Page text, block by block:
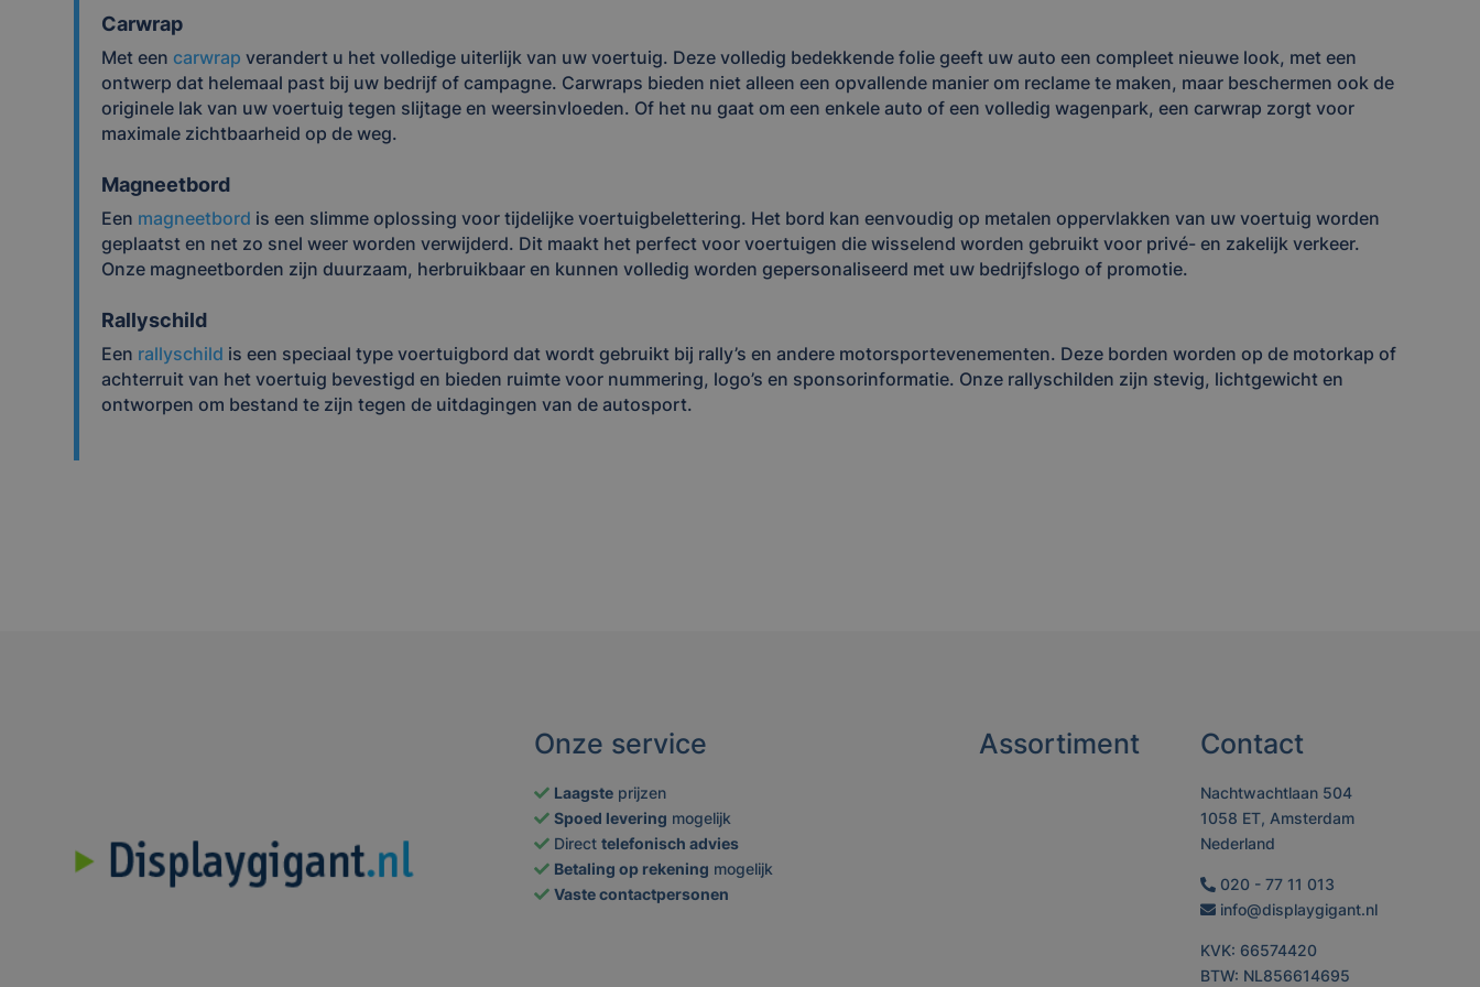
Carwrap
Met een carwrap verandert u het volledige uiterlijk van uw voertuig. Deze volledig bedekkende folie geeft uw auto een compleet nieuwe look, met een
ontwerp dat helemaal past bij uw bedrijf of campagne. Carwraps bieden niet alleen een opvallende manier om reclame te maken, maar beschermen ook de
originele lak van uw voertuig tegen slijtage en weersinvloeden. Of het nu gaat om een enkele auto of een volledig wagenpark, een carwrap zorgt voor
maximale zichtbaarheid op de weg.
Magneetbord
Een magneetbord is een slimme oplossing voor tijdelijke voertuigbelettering. Het bord kan eenvoudig op metalen oppervlakken van uw voertuig worden
geplaatst en net zo snel weer worden verwijderd. Dit maakt het perfect voor voertuigen die wisselend worden gebruikt voor privé- en zakelijk verkeer.
Onze magneetborden zijn duurzaam, herbruikbaar en kunnen volledig worden gepersonaliseerd met uw bedrijfslogo of promotie.
Rallyschild
Een rallyschild is een speciaal type voertuigbord dat wordt gebruikt bij rally’s en andere motorsportevenementen. Deze borden worden op de motorkap of
achterruit van het voertuig bevestigd en bieden ruimte voor nummering, logo’s en sponsorinformatie. Onze rallyschilden zijn stevig, lichtgewicht en
ontworpen om bestand te zijn tegen de uitdagingen van de autosport.
Onze service
Laagste prijzen
Spoed levering mogelijk
Directtelefonisch advies
Betaling op rekening mogelijk
Vaste contactpersonen
Assortiment Contact
Nachtwachtlaan 504
1058 ET, Amsterdam
Nederland
020 - 77 11 013
info@displaygigant.nl
KVK: 66574420
BTW: NL856614695